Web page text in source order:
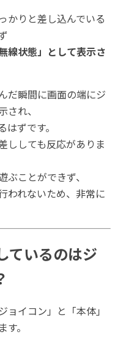
かりと差し込んでいる
線状態」として表示さ
だ瞬間に画面の端にジ
され、
ずです。
ししても反応がありま
ことができず、
われないため、非常に
ているのはジ
ョイコン」と「本体」
。